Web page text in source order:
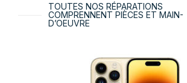
TOUTES NOS RÉPARATIONS
COMPRENNENT PIÈCES ET MAIN-
D’OEUVRE